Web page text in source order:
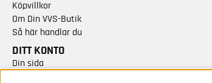
Köpvillkor
Om Din VVS-Butik
Så här handlar du
DITT KONTO
Din sida